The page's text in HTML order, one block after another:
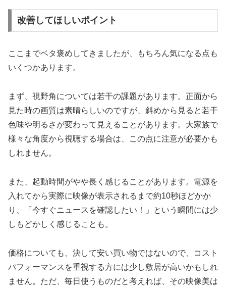
改善してほしいポイント
ここまでベタ褒めしてきましたが、もちろん気になる点も
いくつかあります。
まず、視野角については若干の課題があります。正面から
見た時の画質は素晴らしいのですが、斜めから見ると若干
色味や明るさが変わって見えることがあります。大家族で
様々な角度から視聴する場合は、この点に注意が必要かも
しれません。
また、起動時間がやや長く感じることがあります。電源を
入れてから実際に映像が表示されるまで約10秒ほどかか
り、「今すぐニュースを確認したい！」という瞬間には少
しもどかしく感じることも。
価格についても、決して安い買い物ではないので、コスト
パフォーマンスを重視する方には少し敷居が高いかもしれ
ません。ただ、毎日使うものだと考えれば、その映像美は